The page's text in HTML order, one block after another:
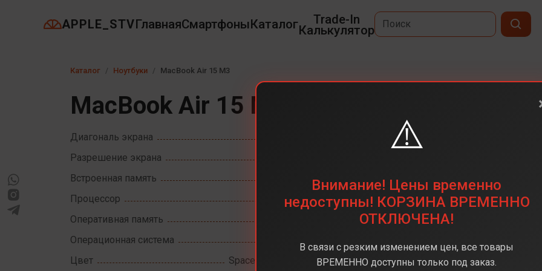
APPLE_STVГлавнаяСмартфоныКаталог Trade-In
Калькулятор
Каталог Ноутбуки MacBook Air 15 M3
MacBook Air 15 M3
Диагональ экрана
Разрешение экрана
Встроенная память
Процессор
Apple M3
Оперативная память
8 ГБ
Операционная система
Цвет
Space Gray(Космический серый)
⚠️
Внимание! Цены временно
недоступны! КОРЗИНА ВРЕМЕННО
ОТКЛЮЧЕНА!
В связи с резким изменением цен, все товары
ВРЕМЕННО доступны только под заказ.